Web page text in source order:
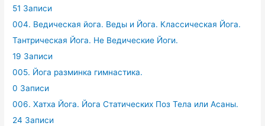
51 Записи
004. Ведическая йога. Веды и Йога. Классическая Йога.
Тантрическая Йога. Не Ведические Йоги.
19 Записи
005. Йога разминка гимнастика.
0 Записи
006. Хатха Йога. Йога Статических Поз Тела или Асаны.
24 Записи